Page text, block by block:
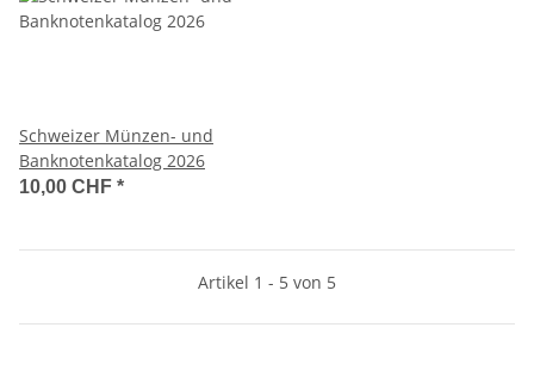
Schweizer Münzen- und
Banknotenkatalog 2026
10,00 CHF *
Artikel 1 - 5 von 5